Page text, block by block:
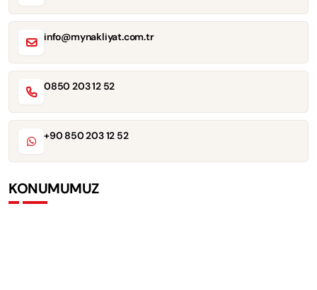
info@mynakliyat.com.tr
0850 203 12 52
+90 850 203 12 52
KONUMUMUZ